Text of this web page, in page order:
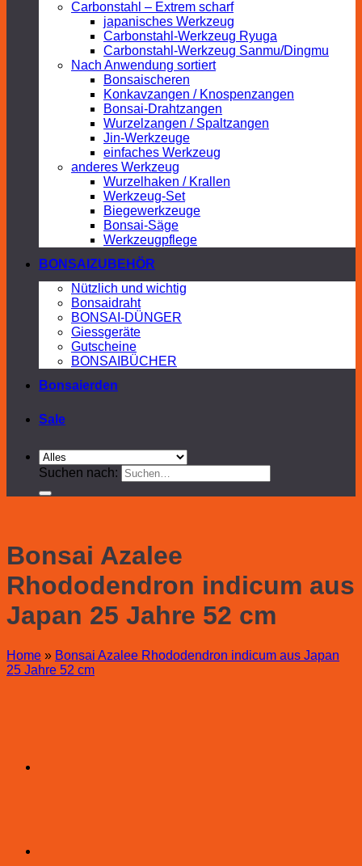
Carbonstahl – Extrem scharf
japanisches Werkzeug
Carbonstahl-Werkzeug Ryuga
Carbonstahl-Werkzeug Sanmu/Dingmu
Nach Anwendung sortiert
Bonsaischeren
Konkavzangen / Knospenzangen
Bonsai-Drahtzangen
Wurzelzangen / Spaltzangen
Jin-Werkzeuge
einfaches Werkzeug
anderes Werkzeug
Wurzelhaken / Krallen
Werkzeug-Set
Biegewerkzeuge
Bonsai-Säge
Werkzeugpflege
BONSAIZUBEHÖR
Nützlich und wichtig
Bonsaidraht
BONSAI-DÜNGER
Giessgeräte
Gutscheine
BONSAIBÜCHER
Bonsaierden
Sale
Suchen nach:
Bonsai Azalee
Rhododendron indicum aus
Japan 25 Jahre 52 cm
Home » Bonsai Azalee Rhododendron indicum aus Japan
25 Jahre 52 cm